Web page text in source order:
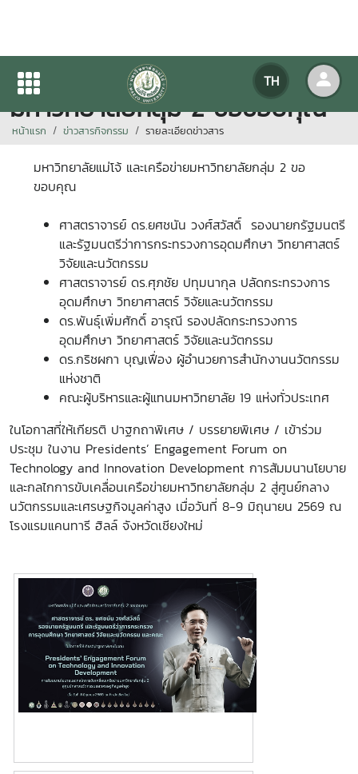
TH
มหาวิทยาลัยแม่โจ้ และเครือข่าย
มหาวิทยาลัยกลุ่ม 2 ขอขอบคุณ
หน้าแรก ข่าวสารกิจกรรม รายละเอียดข่าวสาร
มหาวิทยาลัยแม่โจ้ และเครือข่ายมหาวิทยาลัยกลุ่ม 2 ขอ
ขอบคุณ
ศาสตราจารย์ ดร.ยศชนัน วงศ์สวัสดิ์ รองนายกรัฐมนตรี
และรัฐมนตรีว่าการกระทรวงการอุดมศึกษา วิทยาศาสตร์
วิจัยและนวัตกรรม
ศาสตราจารย์ ดร.ศุภชัย ปทุมนากุล ปลัดกระทรวงการ
อุดมศึกษา วิทยาศาสตร์ วิจัยและนวัตกรรม
ดร.พันธุ์เพิ่มศักดิ์ อารุณี รองปลัดกระทรวงการ
อุดมศึกษา วิทยาศาสตร์ วิจัยและนวัตกรรม
ดร.กริชผกา บุญเฟื่อง ผู้อำนวยการสำนักงานนวัตกรรม
แห่งชาติ
คณะผู้บริหารและผู้แทนมหาวิทยาลัย 19 แห่งทั่วประเทศ
ในโอกาสที่ให้เกียรติ ปาฐกถาพิเศษ / บรรยายพิเศษ / เข้าร่วม
ประชุม ในงาน Presidents’ Engagement Forum on
Technology and Innovation Development การสัมมนานโยบาย
และกลไกการขับเคลื่อนเครือข่ายมหาวิทยาลัยกลุ่ม 2 สู่ศูนย์กลาง
นวัตกรรมและเศรษฐกิจมูลค่าสูง เมื่อวันที่ 8-9 มิถุนายน 2569 ณ
โรงแรมแคนทารี ฮิลล์ จังหวัดเชียงใหม่